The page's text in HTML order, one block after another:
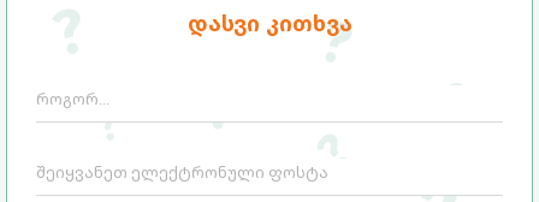
დასვი კითხვა